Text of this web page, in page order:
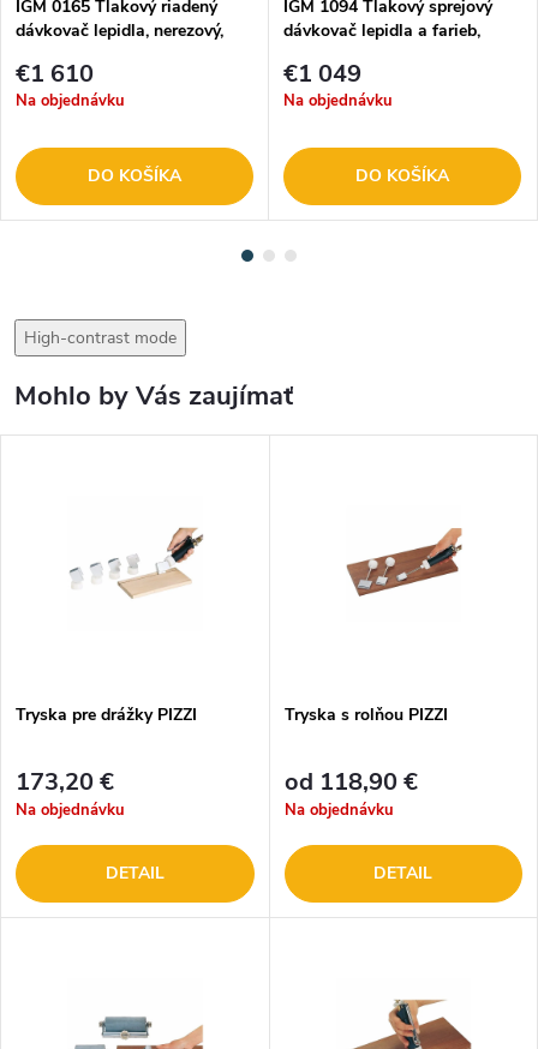
IGM 0165 Tlakový riadený
dávkovač lepidla, nerezový,
€1 610
Na objednávku
DO KOŠÍKA
IGM 1094 Tlakový sprejový
dávkovač lepidla a farieb,
€1 049
Na objednávku
DO KOŠÍKA
High-contrast mode
Mohlo by Vás zaujímať
Tryska pre drážky PIZZI
173,20 €
Na objednávku
DETAIL
Tryska s rolňou PIZZI
od 118,90 €
Na objednávku
DETAIL